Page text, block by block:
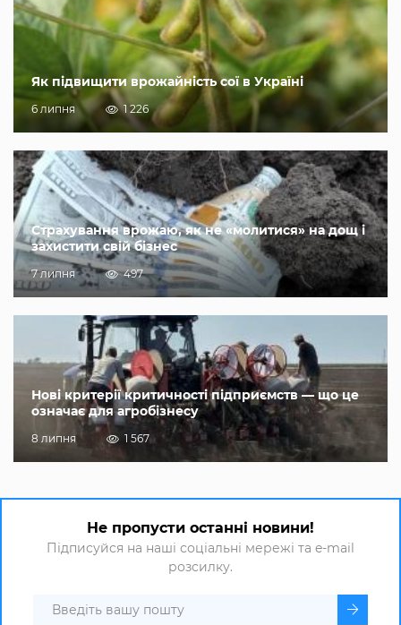
Як підвищити врожайність сої в Україні
6 липня 1 226
Страхування врожаю, як не «молитися» на дощ і
захистити свій бізнес
7 липня 497
Нові критерії критичності підприємств — що це
означає для агробізнесу
8 липня 1 567
Не пропусти останні новини!
Підписуйся на наші соціальні мережі та e-mail
розсилку.